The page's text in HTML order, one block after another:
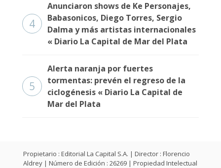
4
Anunciaron shows de Ke Personajes,
Babasonicos, Diego Torres, Sergio
Dalma y más artistas internacionales
« Diario La Capital de Mar del Plata
5
Alerta naranja por fuertes
tormentas: prevén el regreso de la
ciclogénesis « Diario La Capital de
Mar del Plata
Propietario : Editorial La Capital S.A. | Director : Florencio
Aldrey | Número de Edición : 26269 | Propiedad Intelectual